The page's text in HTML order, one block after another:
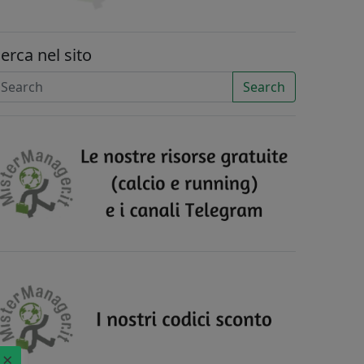
nel sito
Search